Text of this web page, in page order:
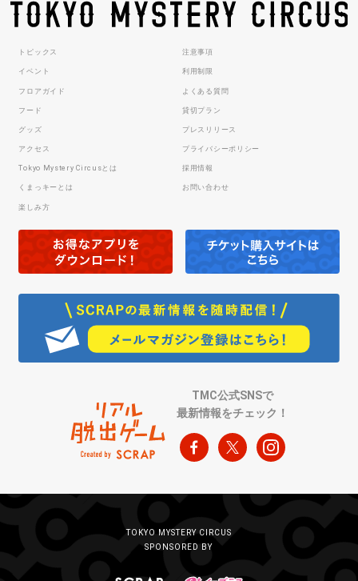
トピックス
イベント
フロアガイド
フード
グッズ
アクセス
Tokyo Mystery Circusとは
くまっキーとは
楽しみ方
注意事項
利用制限
よくある質問
貸切プラン
プレスリリース
プライバシーポリシー
採用情報
お問い合わせ
TMC公式SNSで
最新情報をチェック！
TOKYO MYSTERY CIRCUS
SPONSORED BY